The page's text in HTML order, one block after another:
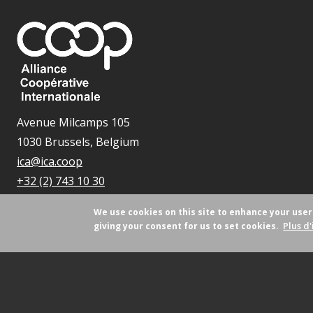
Avenue Milcamps 105
1030 Brussels, Belgium
ica@ica.coop
+32 (2) 743 10 30
We use cookies on this site to enhance your
giving your consent for us to set cookies. Plus